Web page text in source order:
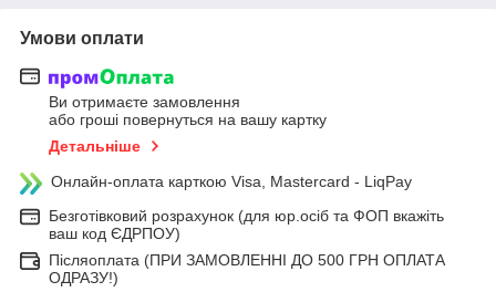
Умови оплати
Ви отримаєте замовлення
або гроші повернуться на вашу картку
Детальніше
Онлайн-оплата карткою Visa, Mastercard - LiqPay
Безготівковий розрахунок (для юр.осіб та ФОП вкажіть
ваш код ЄДРПОУ)
Післяоплата (ПРИ ЗАМОВЛЕННІ ДО 500 ГРН ОПЛАТА
ОДРАЗУ!)